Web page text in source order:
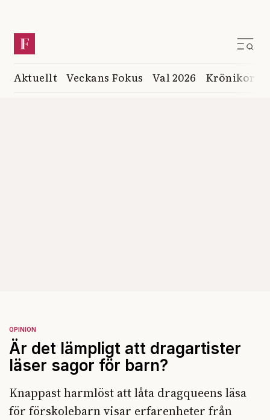
Aktuellt Veckans Fokus Val 2026 Krönikor
OPINION
Är det lämpligt att dragartister
läser sagor för barn?
Knappast harmlöst att låta dragqueens läsa
för förskolebarn visar erfarenheter från